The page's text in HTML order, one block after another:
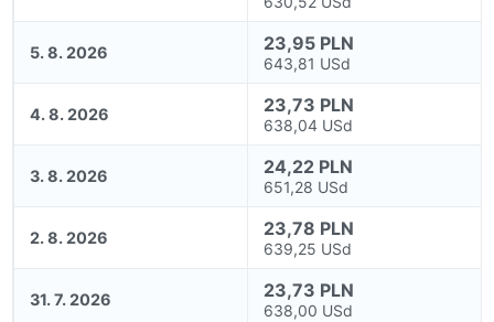
5. 8. 2026 23,95 PLN
643,81 USd
4. 8. 2026 23,73 PLN
638,04 USd
3. 8. 2026 24,22 PLN
651,28 USd
2. 8. 2026 23,78 PLN
639,25 USd
31. 7. 2026 23,73 PLN
638,00 USd